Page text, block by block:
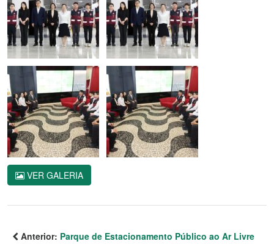
VER GALERIA
Anterior: Parque de Estacionamento Público ao Ar Livre